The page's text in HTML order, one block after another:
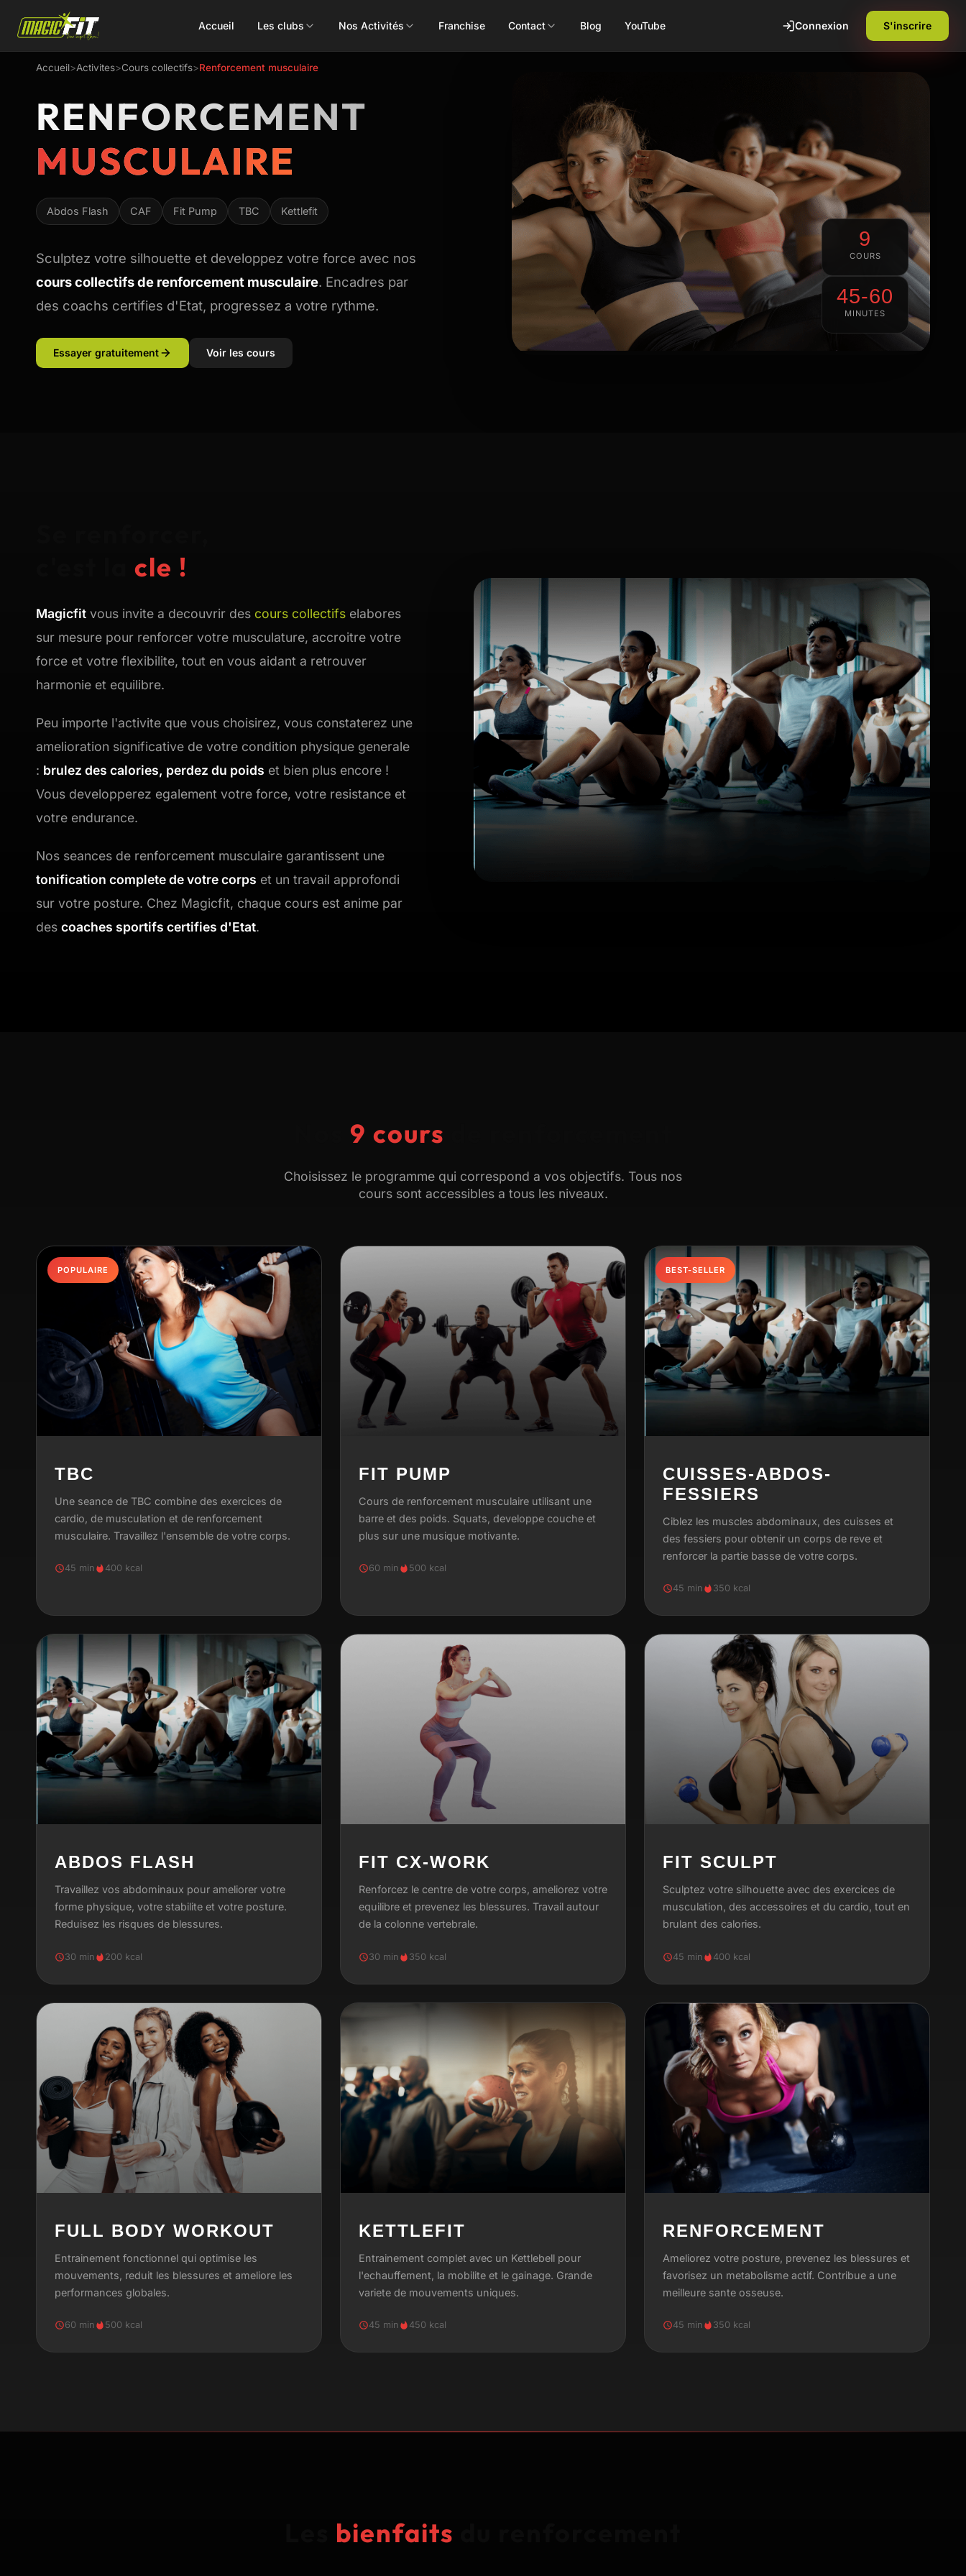
Accueil Les clubs Nos Activités
Toutes les activités
Cours
Renforcement
Doux / Yoga
Combat
Danse
Small Group
Coaching
Perso
Functional
Hyrox
EMS
Aléop Cardio
Aléop Force
Power Flow
Pôle Santé
Massages
Nutritionniste
Fitness Kids
1ère séance offerte
Découvrez nos installations et rencontrez
nos coachs diplômés d'état. Sans
engagement.
Franchise Contact Blog YouTube Connexion S'inscrire
Accueil>Activites>Cours collectifs>Renforcement musculaire
RENFORCEMENT
MUSCULAIRE
Abdos Flash CAF Fit Pump TBC Kettlefit
Sculptez votre silhouette et developpez votre force avec nos
cours collectifs de renforcement musculaire. Encadres par
des coachs certifies d'Etat, progressez a votre rythme.
Essayer gratuitement Voir les cours
9
COURS
45-60
MINUTES
cle !
Magicfit vous invite a decouvrir des cours collectifs elabores
sur mesure pour renforcer votre musculature, accroitre votre
force et votre flexibilite, tout en vous aidant a retrouver
harmonie et equilibre.
Peu importe l'activite que vous choisirez, vous constaterez une
amelioration significative de votre condition physique generale
: brulez des calories, perdez du poids et bien plus encore !
Vous developperez egalement votre force, votre resistance et
votre endurance.
Nos seances de renforcement musculaire garantissent une
tonification complete de votre corps et un travail approfondi
sur votre posture. Chez Magicfit, chaque cours est anime par
des coaches sportifs certifies d'Etat.
9 cours
Choisissez le programme qui correspond a vos objectifs. Tous nos
cours sont accessibles a tous les niveaux.
POPULAIRE
TBC
Une seance de TBC combine des exercices de
cardio, de musculation et de renforcement
musculaire. Travaillez l'ensemble de votre corps.
45 min 400 kcal
FIT PUMP
Cours de renforcement musculaire utilisant une
barre et des poids. Squats, developpe couche et
plus sur une musique motivante.
60 min 500 kcal
BEST-SELLER
CUISSES-ABDOS-
FESSIERS
Ciblez les muscles abdominaux, des cuisses et
des fessiers pour obtenir un corps de reve et
renforcer la partie basse de votre corps.
45 min 350 kcal
ABDOS FLASH
Travaillez vos abdominaux pour ameliorer votre
forme physique, votre stabilite et votre posture.
Reduisez les risques de blessures.
30 min 200 kcal
FIT CX-WORK
Renforcez le centre de votre corps, ameliorez votre
equilibre et prevenez les blessures. Travail autour
de la colonne vertebrale.
30 min 350 kcal
FIT SCULPT
Sculptez votre silhouette avec des exercices de
musculation, des accessoires et du cardio, tout en
brulant des calories.
45 min 400 kcal
FULL BODY WORKOUT
Entrainement fonctionnel qui optimise les
mouvements, reduit les blessures et ameliore les
performances globales.
60 min 500 kcal
KETTLEFIT
Entrainement complet avec un Kettlebell pour
l'echauffement, la mobilite et le gainage. Grande
variete de mouvements uniques.
45 min 450 kcal
RENFORCEMENT
Ameliorez votre posture, prevenez les blessures et
favorisez un metabolisme actif. Contribue a une
meilleure sante osseuse.
45 min 350 kcal
bienfaits